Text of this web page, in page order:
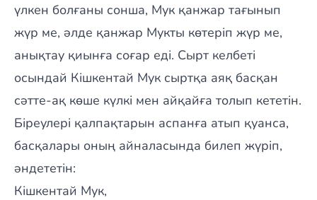
үлкен болғаны сонша, Мук қанжар тағынып
жүр ме, әлде қанжар Мукты көтеріп жүр ме,
анықтау қиынға соғар еді. Сырт келбеті
осындай Кішкентай Мук сыртқа аяқ басқан
сәтте-ақ көше күлкі мен айқайға толып кететін.
Біреулері қалпақтарын аспанға атып қуанса,
басқалары оның айналасында билеп жүріп,
әндететін:
Кішкентай Мук,